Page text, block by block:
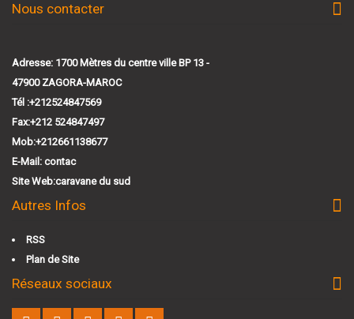
Nous contacter
Adresse: 1700 Mètres du centre ville BP 13 -
47900 ZAGORA-MAROC
Tél :+212524847569
Fax:+212 524847497
Mob:+212661138677
E-Mail: contac
Site Web:caravane du sud
Autres Infos
RSS
Plan de Site
Réseaux sociaux